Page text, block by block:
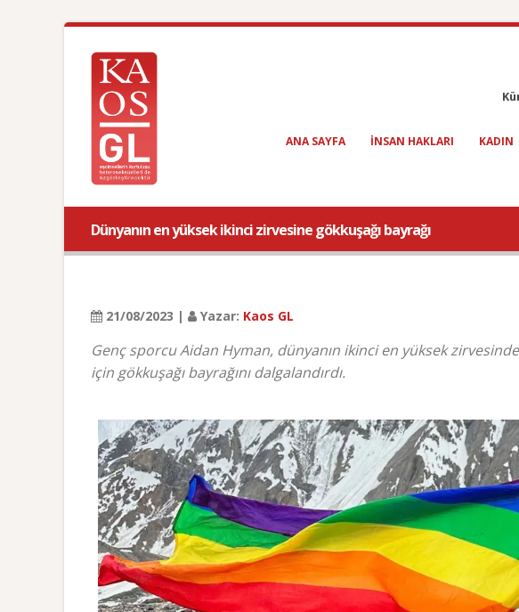
ANA SAYFA INSAN HAKLARI KADIN
Dünyanın en yüksek ikinci zirvesine gökkuşağı bayrağı
21/08/2023 | Yazar: Kaos GL
Genç sporcu Aidan Hyman, dünyanın ikinci en yüksek
için gökkuşağı bayrağını dalgalandırdı.